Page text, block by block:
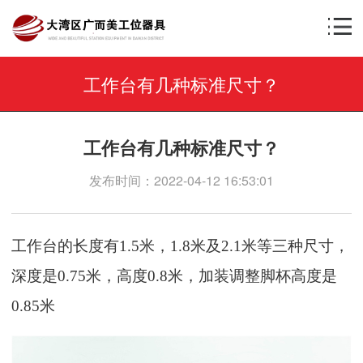
工作台有几种标准尺寸？
工作台有几种标准尺寸？
发布时间：2022-04-12 16:53:01
工作台的长度有1.5米，1.8米及2.1米等三种尺寸，
深度是0.75米，高度0.8米，加装调整脚杯高度是
0.85米